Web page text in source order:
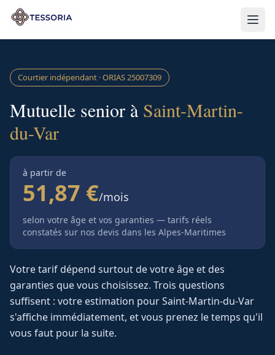
Aller au contenu principal
Courtier indépendant · ORIAS25007309
Mutuelle senior à Saint-Martin-
du-Var
à partir de
51,87 €/mois
selon votre âge et vos garanties — tarifs réels
constatés sur nos devis dans les Alpes-Maritimes
Votre tarif dépend surtout de votre âge et des
garanties que vous choisissez. Trois questions
suffisent : votre estimation pourSaint-Martin-du-Var
s'affiche immédiatement, et vous prenez le temps qu'il
vous faut pour la suite.